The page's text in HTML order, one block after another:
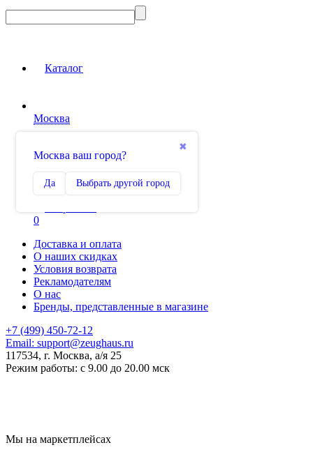
Каталог
Москва
✖
Москва ваш город?
Да Выбрать другой город
Сравнение
0
Доставка и оплата
О наших скидках
Условия возврата
Рекламодателям
О нас
Бренды, представленные в магазине
+7 (499) 450-72-12
Email: support@zeughaus.ru
117534, г. Москва, а/я 25
Режим работы: с 9.00 до 20.00 мск
Мы на маркетплейсах